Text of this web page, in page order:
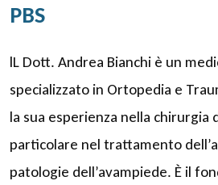
PBS
lL Dott. Andrea Bianchi è un
specializzato in Ortopedia e
la sua esperienza nella chirurgia
particolare nel trattamento
patologie dell’avampiede. È il